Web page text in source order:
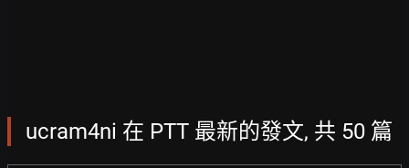
ucram4ni 在 PTT 最新的發文, 共 50 篇